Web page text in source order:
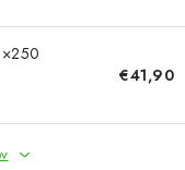
€41,90